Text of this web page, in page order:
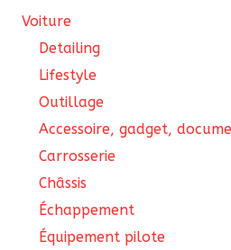
Voiture
Detailing
Lifestyle
Outillage
Accessoire, gadget,
Carrosserie
Châssis
Échappement
Équipement pilote